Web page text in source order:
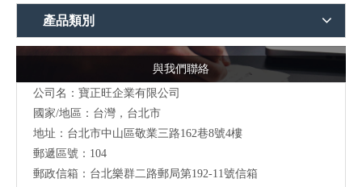
產品類別
與我們聯絡
公司名：寶正旺企業有限公司
國家/地區：台灣，台北市
地址：台北市中山區敬業三路162巷8號4樓
郵遞區號：104
郵政信箱：台北樂群二路郵局第192-11號信箱